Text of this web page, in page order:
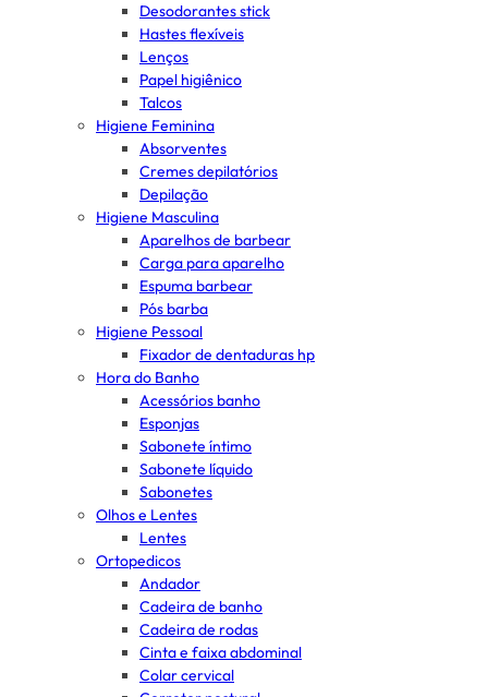
Desodorantes stick
Hastes flexíveis
Lenços
Papel higiênico
Talcos
Higiene Feminina
Absorventes
Cremes depilatórios
Depilação
Higiene Masculina
Aparelhos de barbear
Carga para aparelho
Espuma barbear
Pós barba
Higiene Pessoal
Fixador de dentaduras hp
Hora do Banho
Acessórios banho
Esponjas
Sabonete íntimo
Sabonete líquido
Sabonetes
Olhos e Lentes
Lentes
Ortopedicos
Andador
Cadeira de banho
Cadeira de rodas
Cinta e faixa abdominal
Colar cervical